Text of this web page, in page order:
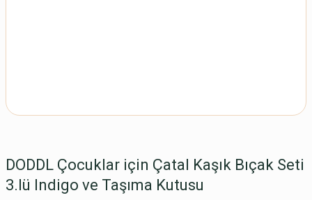
DODDL Çocuklar için Çatal Kaşık Bıçak Seti
3.lü Indigo ve Taşıma Kutusu